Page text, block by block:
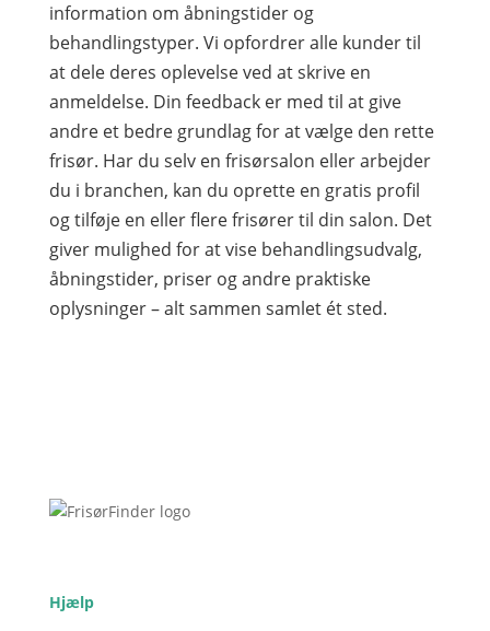
information om åbningstider og
behandlingstyper. Vi opfordrer alle kunder til
at dele deres oplevelse ved at skrive en
anmeldelse. Din feedback er med til at give
andre et bedre grundlag for at vælge den rette
frisør. Har du selv en frisørsalon eller arbejder
du i branchen, kan du oprette en gratis profil
og tilføje en eller flere frisører til din salon. Det
giver mulighed for at vise behandlingsudvalg,
åbningstider, priser og andre praktiske
oplysninger – alt sammen samlet ét sted.
Hjælp